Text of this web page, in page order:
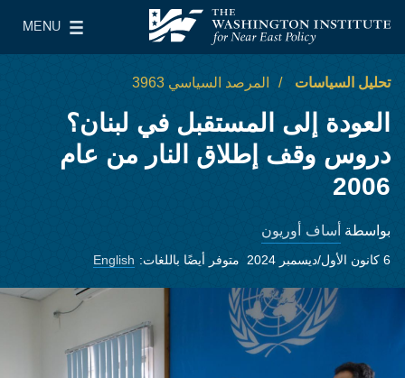
معهد واشنطن لسياسات الشرق الأدنى
MENU
Main Menu
تحليل السياسات المرصد السياسي 3963
العودة إلى المستقبل في لبنان؟
دروس وقف إطلاق النار من عام
2006
بواسطة أساف أوريون
6 كانون الأول/ديسمبر 2024 متوفر أيضًا باللغات: English